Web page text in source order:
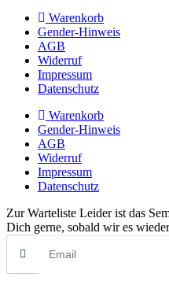
Warenkorb
Gender-Hinweis
AGB
Widerruf
Impressum
Datenschutz
Warenkorb
Gender-Hinweis
AGB
Widerruf
Impressum
Datenschutz
Zur Warteliste Leider ist das
Dich gerne, sobald wir es